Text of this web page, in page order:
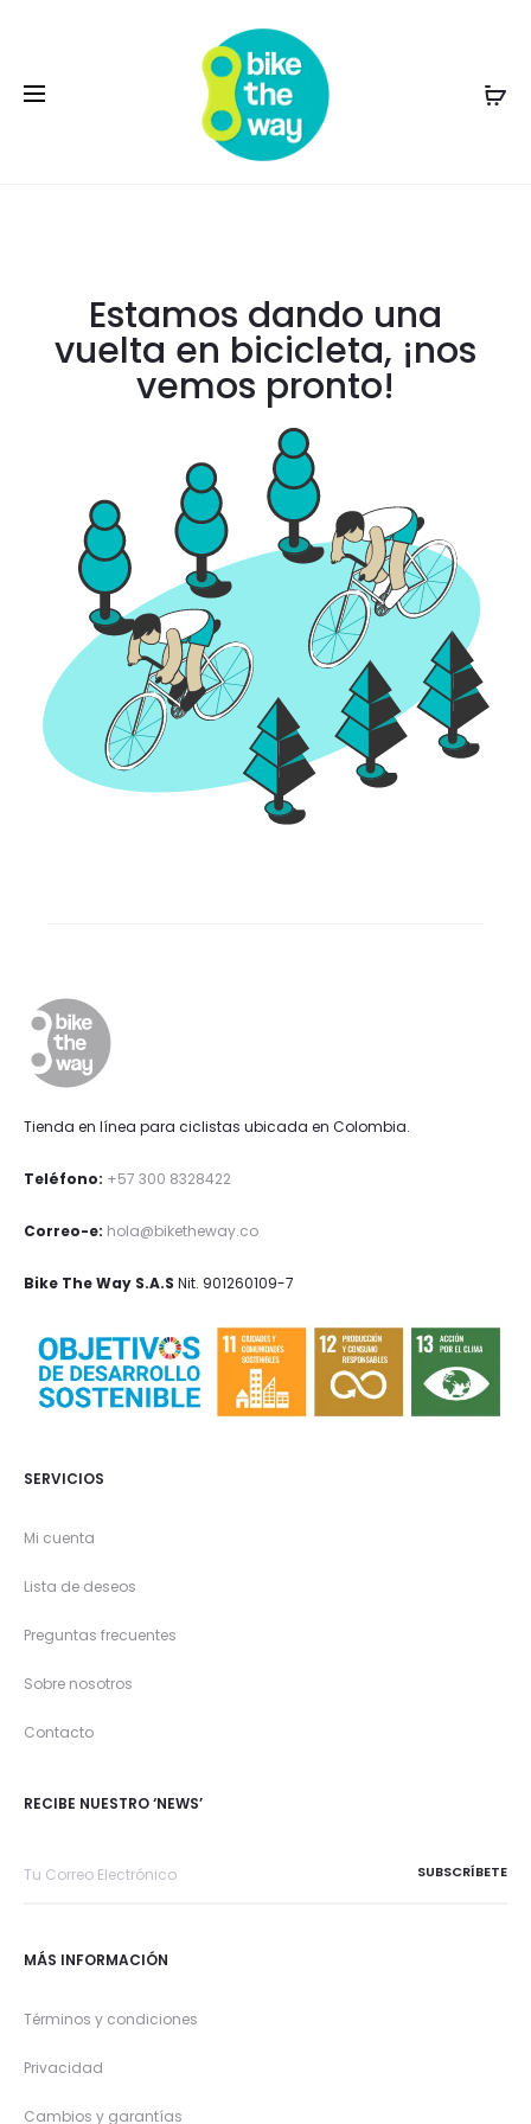
Estamos dando una
vuelta en bicicleta, ¡nos
vemos pronto!
Tienda en línea para ciclistas ubicada en Colombia.
Teléfono: +57 300 8328422
Correo-e: hola@biketheway.co
Bike The Way S.A.S Nit. 901260109-7
SERVICIOS
Mi cuenta
Lista de deseos
Preguntas frecuentes
Sobre nosotros
Contacto
RECIBE NUESTRO ‘NEWS’
MÁS INFORMACIÓN
Términos y condiciones
Privacidad
Cambios y garantías